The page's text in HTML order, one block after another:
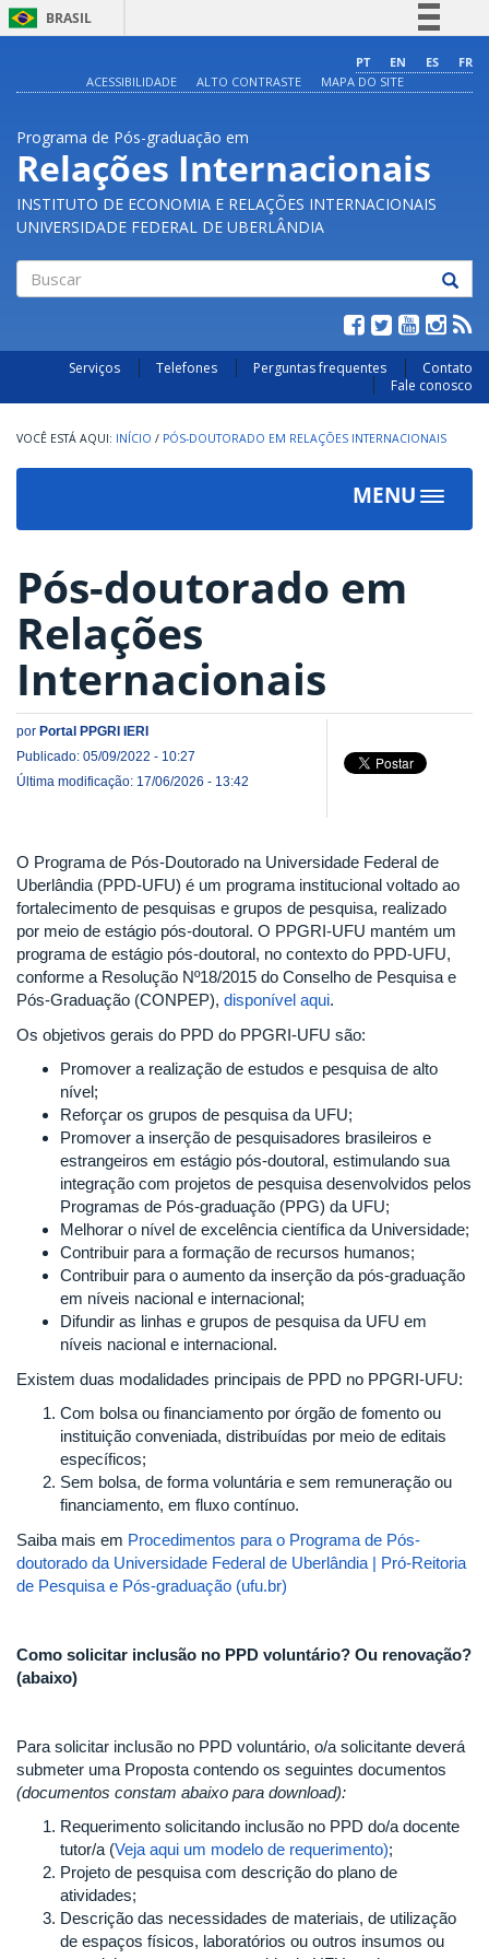
BRASIL
Comunica BR
Acesso à informação
Legislação
PT EN ES
FR
ACESSIBILIDADE
ALTO CONTRASTE MAPA DO SITE
Programa de Pós-graduação em
Relações Internacionais
INSTITUTO DE ECONOMIA E RELAÇÕES INTERNACIONAIS
UNIVERSIDADE FEDERAL DE UBERLÂNDIA
Serviços Telefones Perguntas frequentes
Contato
Fale conosco
INÍCIO / PÓS-DOUTORADO EM RELAÇÕES INTERNACIONAIS
MENU
Toggle
Pós-doutorado em
Relações
Internacionais
por Portal PPGRI IERI
Publicado: 05/09/2022 - 10:27
Última modificação: 17/06/2026 - 13:42
O Programa de Pós-Doutorado na Universidade Federal de
Uberlândia (PPD-UFU) é um programa institucional voltado ao
fortalecimento de pesquisas e grupos de pesquisa, realizado
por meio de estágio pós-doutoral. O PPGRI-UFU mantém um
programa de estágio pós-doutoral, no contexto do PPD-UFU,
conforme a Resolução Nº18/2015 do Conselho de Pesquisa e
Pós-Graduação (CONPEP), disponível aqui.
Os objetivos gerais do PPD do PPGRI-UFU são:
Promover a realização de estudos e pesquisa de alto
nível;
Reforçar os grupos de pesquisa da UFU;
Promover a inserção de pesquisadores brasileiros e
estrangeiros em estágio pós-doutoral, estimulando sua
integração com projetos de pesquisa desenvolvidos pelos
Programas de Pós-graduação (PPG) da UFU;
Melhorar o nível de excelência científica da Universidade;
Contribuir para a formação de recursos humanos;
Contribuir para o aumento da inserção da pós-graduação
em níveis nacional e internacional;
Difundir as linhas e grupos de pesquisa da UFU em
níveis nacional e internacional.
Existem duas modalidades principais de PPD no PPGRI-UFU:
Com bolsa ou financiamento por órgão de fomento ou
instituição conveniada, distribuídas por meio de editais
específicos;
Sem bolsa, de forma voluntária e sem remuneração ou
financiamento, em fluxo contínuo.
Saiba mais em Procedimentos para o Programa de Pós-
doutorado da Universidade Federal de Uberlândia | Pró-Reitoria
de Pesquisa e Pós-graduação (ufu.br)
Como solicitar inclusão no PPD voluntário? Ou renovação?
(abaixo)
Para solicitar inclusão no PPD voluntário, o/a solicitante deverá
submeter uma Proposta contendo os seguintes documentos
(documentos constam abaixo para download):
Requerimento solicitando inclusão no PPD do/a docente
tutor/a (Veja aqui um modelo de requerimento);
Projeto de pesquisa com descrição do plano de
atividades;
Descrição das necessidades de materiais, de utilização
de espaços físicos, laboratórios ou outros insumos ou